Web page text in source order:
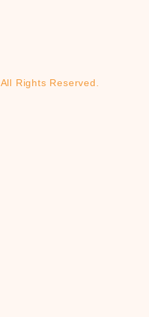
.All Rights Reserved.